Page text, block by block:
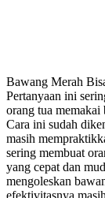
Bawang Merah
Pertanyaan ini
orang tua memakai
Cara ini sudah
masih
sering membuat
yang cepat dan
mengoleskan